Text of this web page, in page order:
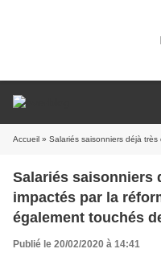
Accueil » Salariés saisonniers déjà très durement impactés par la
Salariés saisonniers déjà très durement
impactés par la
également touchés
nouvelles règles de
Publié le 20/02/2020 à 14:41